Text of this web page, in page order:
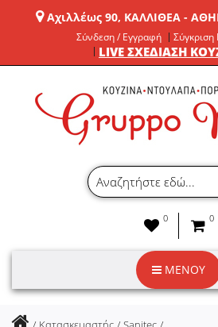
Αχιλλέως 90, ΚΑΛΛΙΘΕΑ -
Σύνδεση / Εγγραφή
LIVE ΣΧΕΔΙΑΣΗ
0 0
ΜΕΝΟΥ